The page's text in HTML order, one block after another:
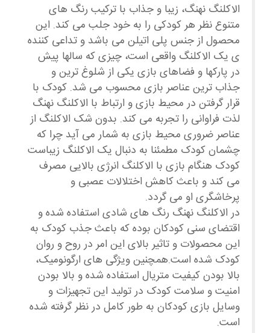
الاکلنگ نهنگ، زیبا و جذاب با ترکیب رنگ های
متنوع نظر هر کودکی را به خود جلب می کند. این
محصول از جنس پلی اتیلن می باشد و تداعی کننده
ی یک الاکلنگ واقعی است، چیزی که سالها پیش
در پارکها و فضاهای بازی یکی از شلوغ ترین و
جذاب ترین عناصر بازی محسوب می شد. کودک با
قرار گرفتن در محیط بازی و ارتباط با الاکلنگ نهنگ
لذت فراوانی را تجربه می کند. بدون شک الاکلنگ از
عناصر ضروری محیط بازی به شمار می آید چرا که
چشمان کودک مطمئنا به دنبال یک الاکلنگ زیباست
کودک هنگام بازی با الاکلنگ انرژی بالایی مصرف
می کند و باعث کاهش اختلالات عصبی و
پرخاشگری او می گردد.
در الاکلنگ نهنگ رنگ های شادی استفاده شده و
اقتضای سنی کودکان بوده که باعث جذب کودک به
این محصولات و تاثیر بالای این امر در روح و روان
کودک شده است.همچنین ویژگی های ارگونومیک،
بالا بودن کیفیت متریال استفاده شده و بالا بودن
امنیت و سلامت کودک در تولید این تجهیزات و
وسایل بازی کودکان به طور کامل در نظر گرفته شده
است.